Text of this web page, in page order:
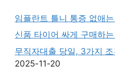
임플란트 틀니 통증 없애
신품 타이어 싸게 구매하
무직자대출 당일, 3가지
2025-11-20